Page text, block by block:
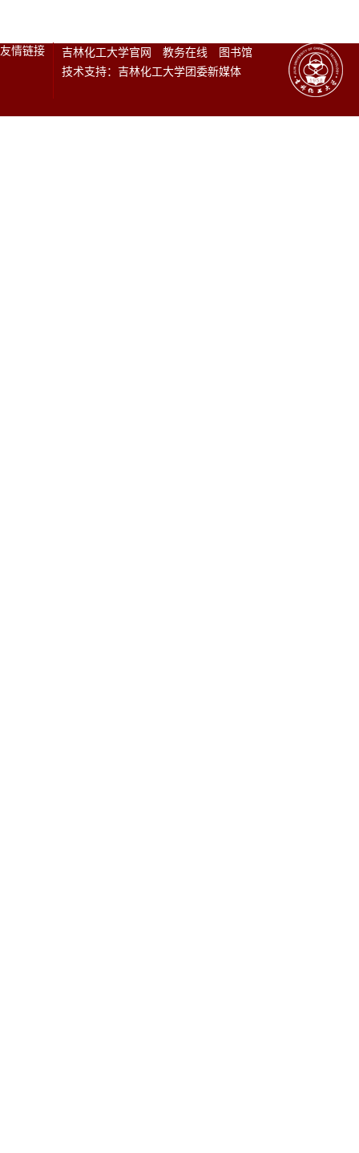
友情链接 吉林化工大学官网 教务在线
图书馆
技术支持：吉林化工大学团委新媒体